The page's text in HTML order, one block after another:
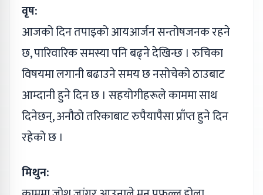
वृष:
आजको दिन तपाइको आयआर्जन सन्तोषजनक रहने
छ, पारिवारिक समस्या पनि बढ्ने देखिन्छ । रुचिका
विषयमा लगानी बढाउने समय छ नसोचेको ठाउबाट
आम्दानी हुने दिन छ । सहयोगीहरूले काममा साथ
दिनेछन्, अनौठो तरिकाबाट रुपैयापैसा प्राँप्त हुने दिन
रहेको छ ।
मिथुन: